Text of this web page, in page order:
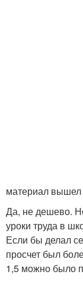
материал вышел
Да, не дешево.
уроки труда в
Если бы делал
просчет был
1,5 можно было